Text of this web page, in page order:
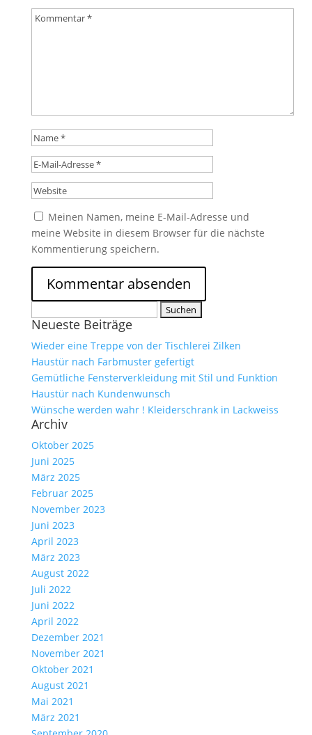
Meinen Namen, meine E-Mail-Adresse und
meine Website in diesem Browser für die nächste
Kommentierung speichern.
nach:
Neueste Beiträge
Wieder eine Treppe von der Tischlerei Zilken
Haustür nach Farbmuster gefertigt
Gemütliche Fensterverkleidung mit Stil und Funktion
Haustür nach Kundenwunsch
Wünsche werden wahr ! Kleiderschrank in Lackweiss
Archiv
Oktober 2025
Juni 2025
März 2025
Februar 2025
November 2023
Juni 2023
April 2023
März 2023
August 2022
Juli 2022
Juni 2022
April 2022
Dezember 2021
November 2021
Oktober 2021
August 2021
Mai 2021
März 2021